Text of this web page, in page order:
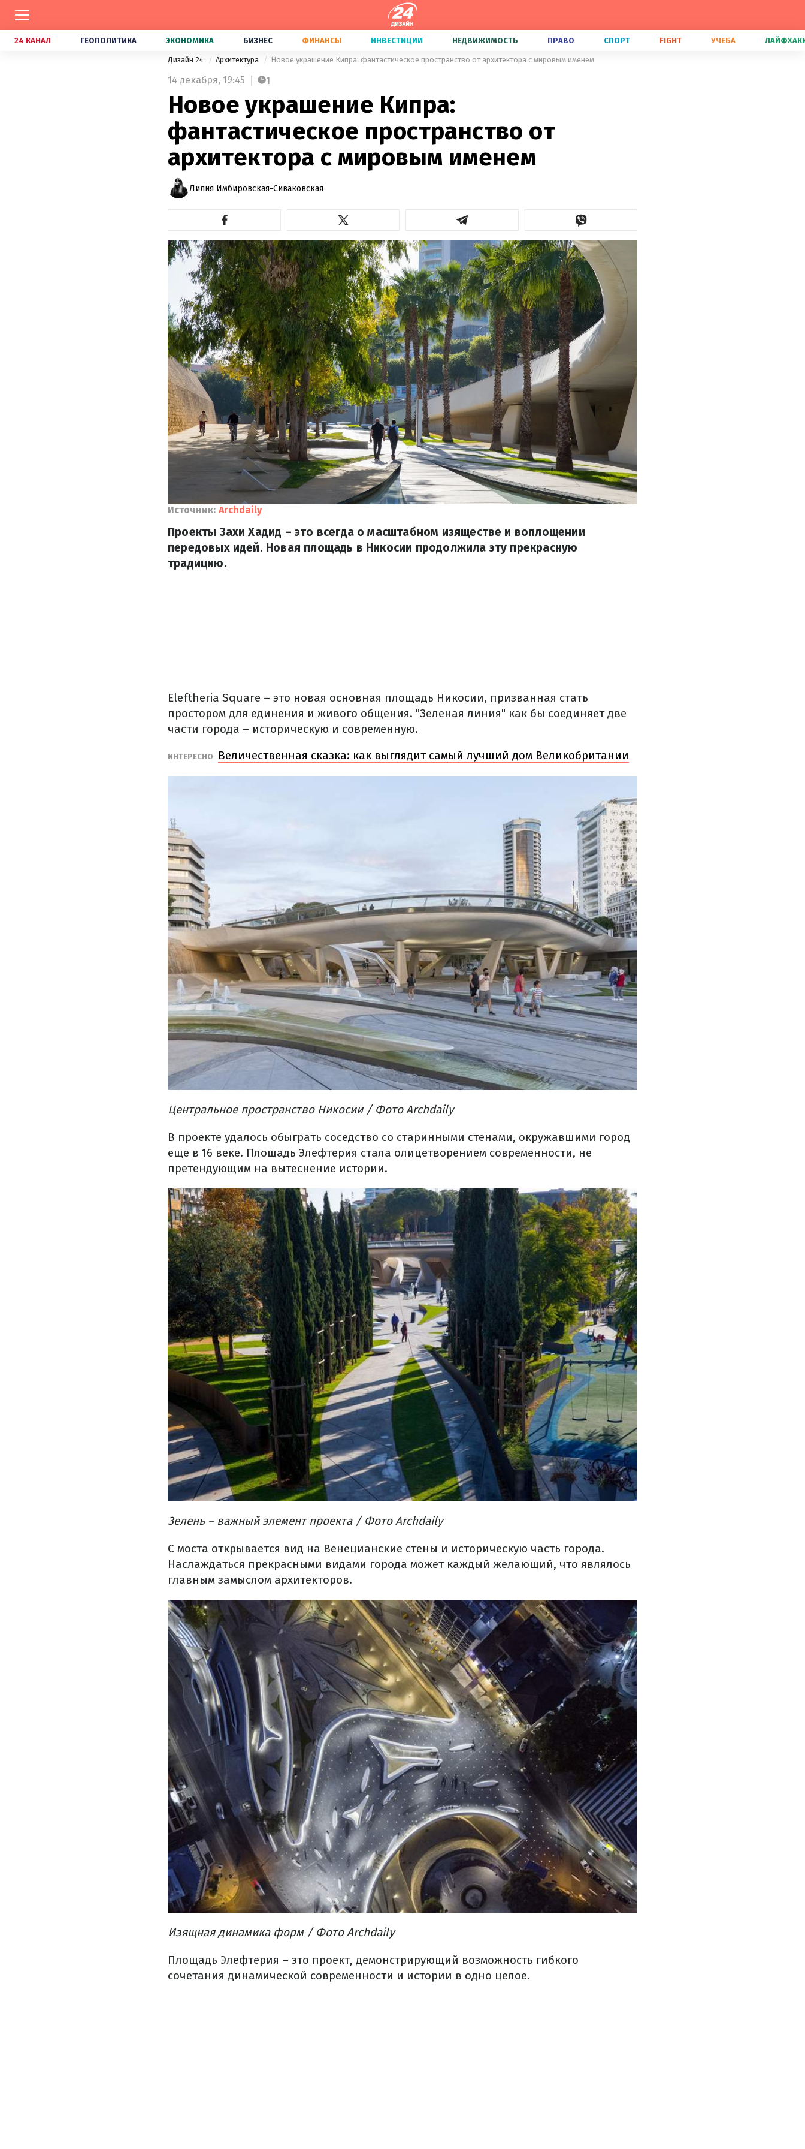
24 КАНАЛ ГЕОПОЛИТИКА ЭКОНОМИКА БИЗНЕС ФИНАНСЫ ИНВЕСТИЦИИ НЕДВИЖИМОСТЬ ПРАВО СПОРТ FIGHT УЧЕБА
Дизайн 24 Архитектура Новое украшение Кипра: фантастическое пространство от архитектора с мировым именем
14 декабря, 19:45 1
Новое украшение Кипра:
фантастическое пространство от
архитектора с мировым именем
Лилия Имбировская-Сиваковская
Источник: Archdaily
Проекты Захи Хадид – это всегда о масштабном изяществе и воплощении
передовых идей. Новая площадь в Никосии продолжила эту прекрасную
традицию.
Eleftheria Square – это новая основная площадь Никосии, призванная стать
простором для единения и живого общения. "Зеленая линия" как бы соединяет две
части города – историческую и современную.
ИНТЕРЕСНО Величественная сказка: как выглядит самый лучший дом Великобритании
Центральное пространство Никосии/ Фото Archdaily
В проекте удалось обыграть соседство со старинными стенами, окружавшими город
еще в 16 веке. Площадь Элефтерия стала олицетворением современности, не
претендующим на вытеснение истории.
Зелень – важный элемент проекта/ Фото Archdaily
С моста открывается вид на Венецианские стены и историческую часть города.
Наслаждаться прекрасными видами города может каждый желающий, что являлось
главным замыслом архитекторов.
Изящная динамика форм/ Фото Archdaily
Площадь Элефтерия – это проект, демонстрирующий возможность гибкого
сочетания динамической современности и истории в одно целое.